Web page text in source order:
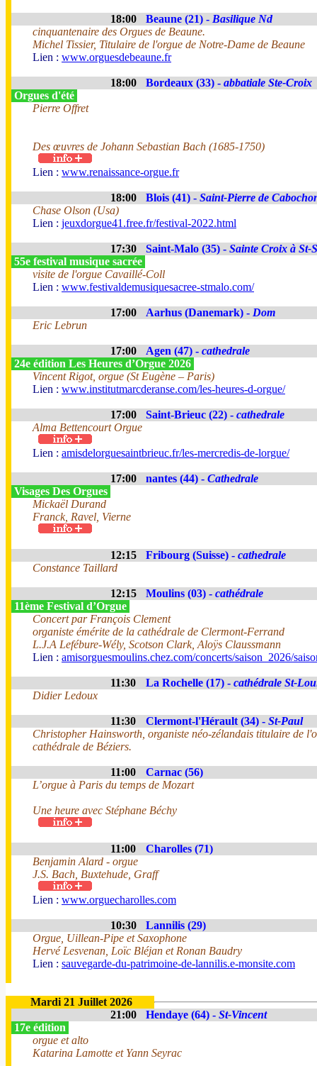
18:00 Beaune (21) - Basilique Nd
cinquantenaire des Orgues de Beaune.
Michel Tissier, Titulaire de l'orgue de Notre-Dame de Beaune
Lien : www.orguesdebeaune.fr
18:00 Bordeaux (33) - abbatiale Ste-Croix
Orgues d'été
Pierre Offret
Des œuvres de Johann Sebastian Bach (1685-1750)
Lien : www.renaissance-orgue.fr
18:00 Blois (41) - Saint-Pierre de
Chase Olson (Usa)
Lien : jeuxdorgue41.free.fr/festival-2022.html
17:30 Saint-Malo (35) - Sainte Croix à St-
55e festival musique sacrée
visite de l'orgue Cavaillé-Coll
Lien : www.festivaldemusiquesacree-stmalo.com/
17:00 Aarhus (Danemark) - Dom
Eric Lebrun
17:00 Agen (47) - cathedrale
24e édition Les Heures d’Orgue 2026
Vincent Rigot, orgue (St Eugène – Paris)
Lien : www.institutmarcderanse.com/les-heures-d-orgue/
17:00 Saint-Brieuc (22) - cathedrale
Alma Bettencourt Orgue
Lien : amisdelorguesaintbrieuc.fr/les-mercredis-de-lorgue/
17:00 nantes (44) - Cathedrale
Visages Des Orgues
Mickaël Durand
Franck, Ravel, Vierne
12:15 Fribourg (Suisse) - cathedrale
Constance Taillard
12:15 Moulins (03) - cathédrale
11ème Festival d’Orgue
Concert par François Clement
organiste émérite de la cathédrale de Clermont-Ferrand
L.J.A Lefébure-Wély, Scotson Clark, Aloÿs Claussmann
Lien : amisorguesmoulins.chez.com/concerts/saison_2026/
11:30 La Rochelle (17) - cathédrale St-
Didier Ledoux
11:30 Clermont-l'Hérault (34) - St-Paul
Christopher Hainsworth, organiste néo-zélandais titulaire de
cathédrale de Béziers.
11:00
Carnac (56)
L’orgue à Paris du temps de Mozart
Une heure avec Stéphane Béchy
11:00
Charolles (71)
Benjamin Alard - orgue
J.S. Bach, Buxtehude, Graff
Lien : www.orguecharolles.com
10:30
Lannilis (29)
Orgue, Uillean-Pipe et Saxophone
Hervé Lesvenan, Loïc Bléjan et Ronan Baudry
Lien : sauvegarde-du-patrimoine-de-lannilis.e-monsite.com
Mardi 21 Juillet 2026
21:00
Hendaye (64) - St-Vincent
17e édition
orgue et alto
Katarina Lamotte et Yann Seyrac